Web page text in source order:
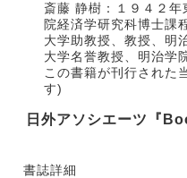
斎藤 静樹：１９４２
院経済学研究科博士課
大学助教授、教授、明
大学名誉教授、明治学
この書籍が刊行された
す)
日外アソシエーツ『
書誌詳細